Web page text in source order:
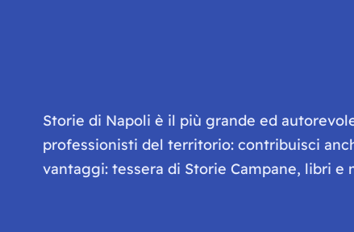
Storie di Napoli è il più grande ed
professionisti del territorio: contribuisci
vantaggi: tessera di Storie Campane, libri